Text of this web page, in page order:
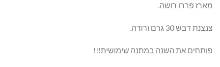
מארז פררו רושה.
צנצנת דבש 30 גרם ורודה.
פותחים את השנה במתנה שימושית!!!